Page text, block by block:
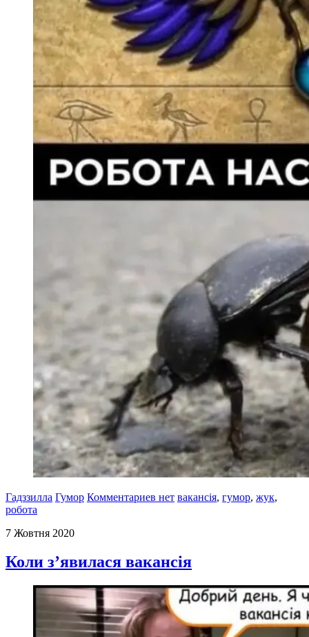
Гадззилла Гумор Комментариев нет вакансія, гумор, жук,
робота
7 Жовтня 2020
Коли з’явилася вакансія